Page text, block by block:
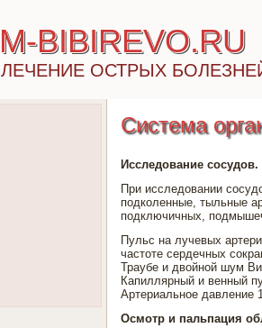
M-BIBIREVO.RU
ЛЕЧЕНИЕ ОСТРЫХ
Система
Исследование сосудов.
При исследовании
подколенные, тыльные
подключичных,
Пульс на лучевых
частоте сердечных
Траубе и двойной шум
Капиллярный и венный
Артериальное давление
Осмотр и пальпация